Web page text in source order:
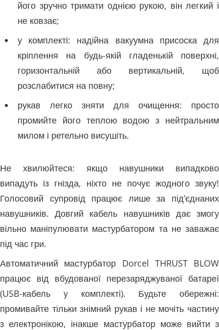
його зручно тримати однією рукою, він легкий і
не ковзає;
у комплекті: надійна вакуумна присоска для
кріплення на будь-якій гладенькій поверхні,
горизонтальній або вертикальній, щоб
розслабитися на повну;
рукав легко зняти для очищення: просто
промийте його теплою водою з нейтральним
милом і ретельно висушіть.
Не хвилюйтеся: якщо навушники випадково
випадуть із гнізда, ніхто не почує жодного звуку!
Голосовий супровід працює лише за під’єднаних
навушників. Довгий кабель навушників дає змогу
вільно маніпулювати мастурбатором та не заважає
під час гри.
Автоматичний мастурбатор Dorcel THRUST BLOW
працює від вбудованої перезаряджуваної батареї
(USB-кабель у комплекті). Будьте обережні:
промивайте тільки знімний рукав і не мочіть частину
з електронікою, інакше мастурбатор може вийти з